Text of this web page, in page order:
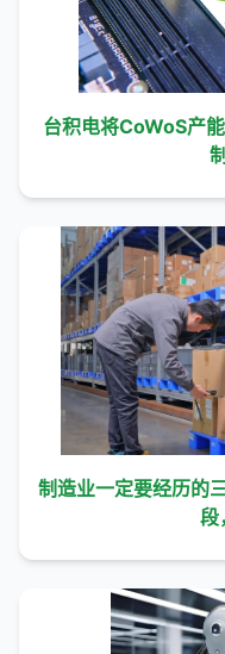
台积电将CoWoS产
制造业一定要经历的
段